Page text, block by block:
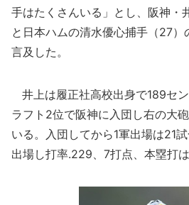
手はたくさんいる」とし、阪神・
と日本ハムの清水優心捕手（27）
言及した。
井上は履正社高校出身で189セ
ラフト2位で阪神に入団し右の大
いる。入団してから1軍出場は21
出場し打率.229、7打点、本塁打は